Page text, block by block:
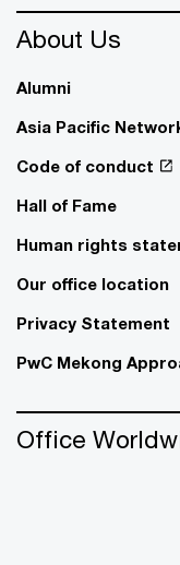
About Us
Alumni
Asia Pacific
Code of conduct
Hall of Fame
Human rights
Our office location
Privacy Statement
PwC Mekong
Office